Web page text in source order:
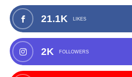
21.1K LIKES
2K FOLLOWERS